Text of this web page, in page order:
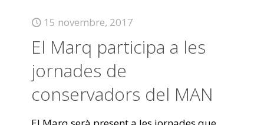
15 novembre, 2017
El Marq participa a les
jornades de
conservadors del MAN